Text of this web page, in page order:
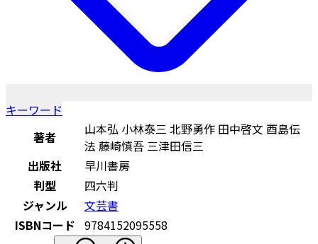
キーワード
著者
山本弘 小林泰三 北野勇作 田中啓文 酉島伝
法 藤崎慎吾 三津田信三
出版社
早川書房
判型
四六判
ジャンル
文芸書
ISBNコード 9784152095558